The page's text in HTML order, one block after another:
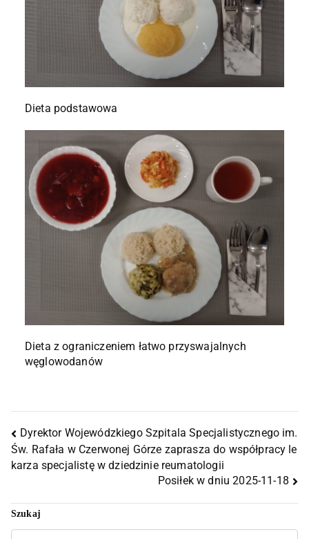
Dieta podstawowa
Dieta z ograniczeniem łatwo przyswajalnych
węglowodanów
Dyrektor Wojewódzkiego Szpitala Specjalistycznego im.
Św. Rafała w Czerwonej Górze zaprasza do współpracy le
karza specjalistę w dziedzinie reumatologii
Posiłek w dniu 2025-11-18
Szukaj